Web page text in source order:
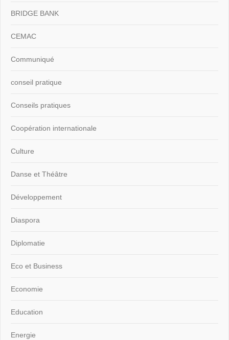
BRIDGE BANK
CEMAC
Communiqué
conseil pratique
Conseils pratiques
Coopération internationale
Culture
Danse et Théâtre
Développement
Diaspora
Diplomatie
Eco et Business
Economie
Education
Energie